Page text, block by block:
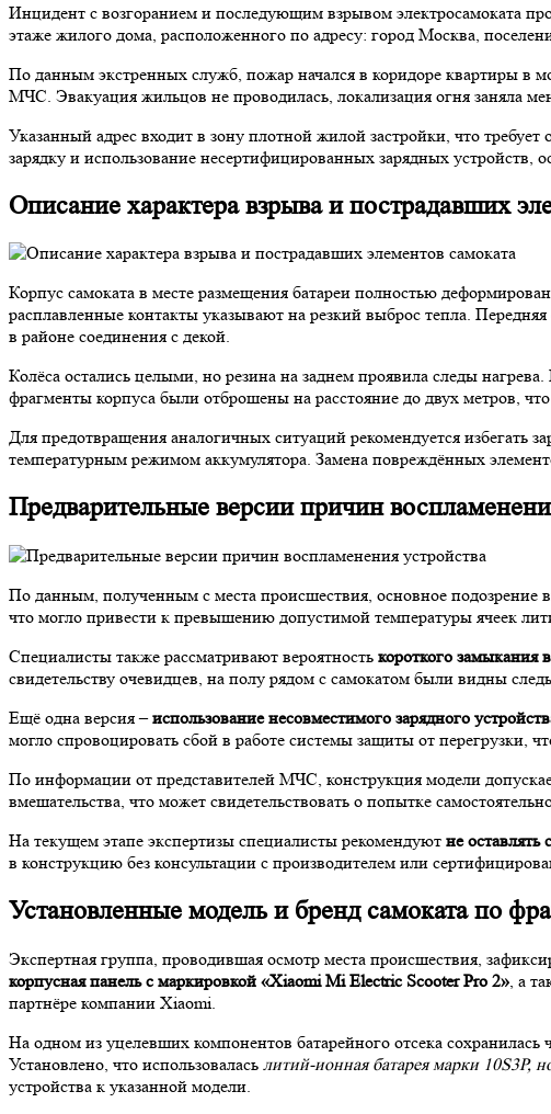
Инцидент с возгоранием и последующим взрывом электросамоката
этаже жилого дома, расположенного по адресу: город Москва,
По данным экстренных служб, пожар начался в коридоре квартиры в
МЧС. Эвакуация жильцов не проводилась, локализация огня заняла
Указанный адрес входит в зону плотной жилой застройки, что
зарядку и использование несертифицированных зарядных устройств,
Описание характера взрыва и пострадавших
Корпус самоката в месте размещения батареи полностью
расплавленные контакты указывают на резкий выброс тепла.
в районе соединения с декой.
Колёса остались целыми, но резина на заднем проявила следы
фрагменты корпуса были отброшены на расстояние до двух метров,
Для предотвращения аналогичных ситуаций рекомендуется избегать
температурным режимом аккумулятора. Замена повреждённых
Предварительные версии причин
По данным, полученным с места происшествия, основное подозрение
что могло привести к превышению допустимой температуры ячеек
Специалисты также рассматривают вероятность короткого замыкания
свидетельству очевидцев, на полу рядом с самокатом были видны
Ещё одна версия –использование несовместимого зарядного
могло спровоцировать сбой в работе системы защиты от перегрузки,
По информации от представителей МЧС, конструкция модели
вмешательства, что может свидетельствовать о попытке
На текущем этапе экспертизы специалисты рекомендуют не оставлять
в конструкцию без консультации с производителем или
Установленные модель и бренд самоката по
Экспертная группа, проводившая осмотр места происшествия,
корпусная панель с маркировкой «Xiaomi Mi Electric Scooter Pro 2», а
партнёре компании Xiaomi.
На одном из уцелевших компонентов батарейного отсека
Установлено, что использовалась литий-ионная батарея марки 10S3P,
устройства к указанной модели.